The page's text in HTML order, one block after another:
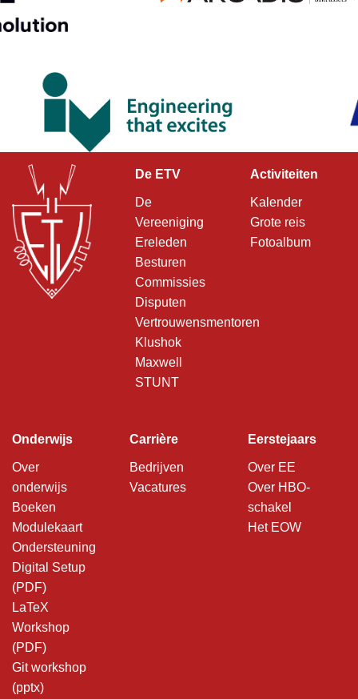
De ETV
De
Vereeniging
Ereleden
Besturen
Commissies
Disputen
Vertrouwensmentoren
Klushok
Maxwell
STUNT
Activiteiten
Kalender
Grote reis
Fotoalbum
Onderwijs
Over
onderwijs
Boeken
Modulekaart
Ondersteuning
Digital Setup
(PDF)
LaTeX
Workshop
(PDF)
Git workshop
(pptx)
Carrière
Bedrijven
Vacatures
Eerstejaars
Over EE
Over HBO-
schakel
Het EOW